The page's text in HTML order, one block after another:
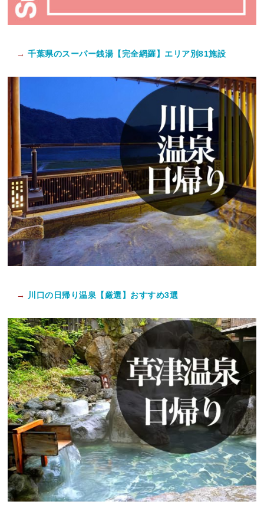
→ 千葉県のスーパー銭湯【完全網羅】エリア別81施設
→ 川口の日帰り温泉【厳選】おすすめ3選